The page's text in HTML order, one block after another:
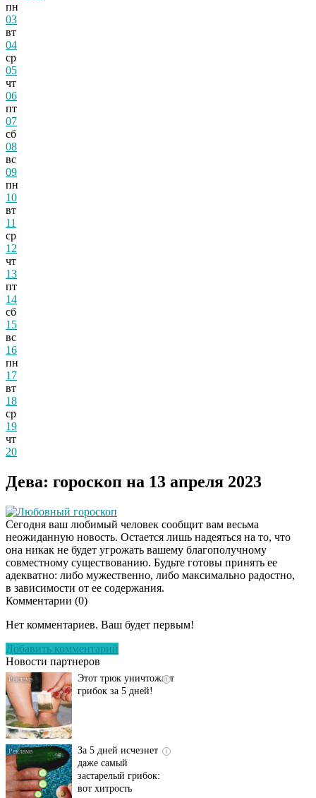
пн
03
вт
04
ср
05
чт
06
пт
07
сб
08
вс
09
пн
10
вт
11
ср
12
чт
13
пт
14
сб
15
вс
16
пн
17
вт
18
ср
19
чт
20
Дева: гороскоп на 13 апреля 2023
Любовный гороскоп
Сегодня ваш любимый человек сообщит вам весьма
неожиданную новость. Остается лишь надеяться на то, что
она никак не будет угрожать вашему благополучному
совместному существованию. Будьте готовы принять ее
адекватно: либо мужественно, либо максимально радостно,
в зависимости от ее содержания.
Комментарии (0)
Нет комментариев. Ваш будет первым!
Добавить комментарий
Новости партнеров
Даже самый
исчезнет с корнем,
i
Этот трюк уничтожает
грибок за 5 дней!
i
За 5 дней исчезнет
даже самый
застарелый грибок:
вот хитрость